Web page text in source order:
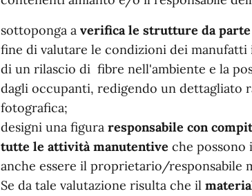
sottoponga a verifica le strutture da
fine di valutare le condizioni dei
di un rilascio di fibre nell'ambiente e la
dagli occupanti, redigendo un dettagliato
fotografica;
designi una figura responsabile con
tutte le attività manutentive che possono
anche essere il proprietario/responsabile
Se da tale valutazione risulta che il